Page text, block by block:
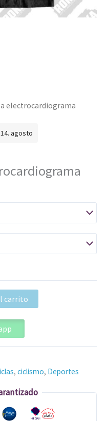
electrocardiograma
agosto
carrito
, ciclismo, Deportes